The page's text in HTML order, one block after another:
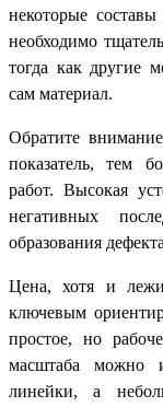
некоторые
необходимо
тогда как другие
сам материал.
Обратите
показатель, тем
работ. Высокая
негативных
образования
Цена, хотя и
ключевым
простое, но
масштаба можно
линейки, а